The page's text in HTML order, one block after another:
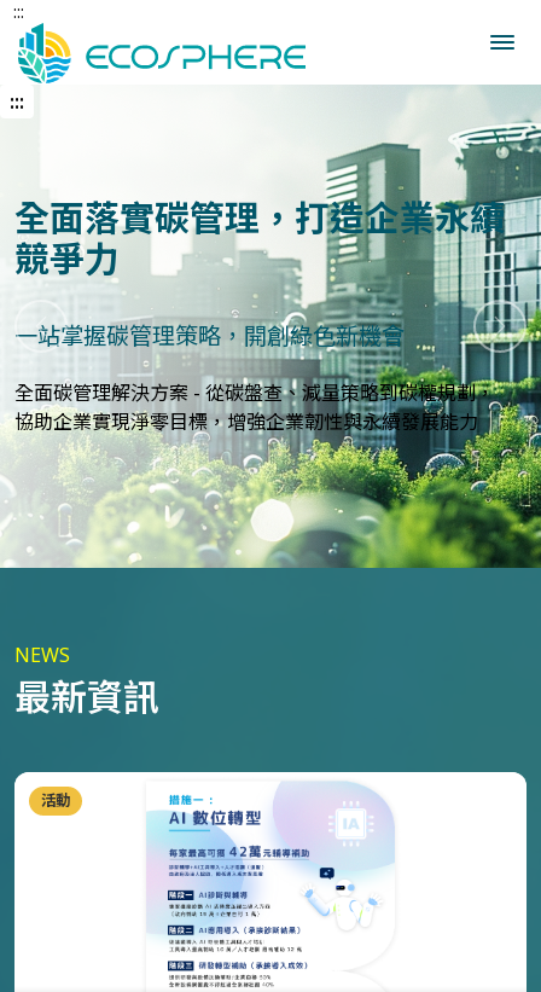
跳
到
中
內
:::
:::
建立企業永續發展藍圖
打造符合國際標準的永續報告與指標體系
永續報告與ESG評估服務 - 精準分析永續績效，規劃符合
GRI、
SASB等國際標準的報告策略，提升企業永續價值與形象
上一張 下一
NEWS
最新資訊
活動